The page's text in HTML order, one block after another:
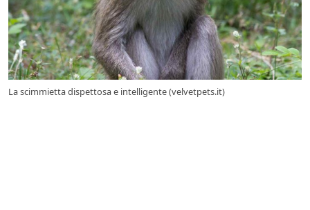
La scimmietta dispettosa e intelligente (velvetpets.it)